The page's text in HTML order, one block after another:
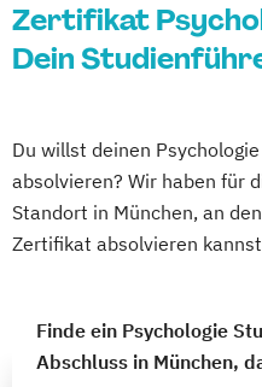
Zertifikat
Dein
Du willst deinen
absolvieren? Wir haben für
Standort in München, an
Zertifikat absolvieren
Finde ein Psychologie
Abschluss in München,